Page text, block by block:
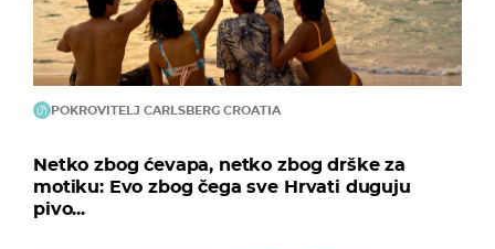
POKROVITELJ CARLSBERG CROATIA
Netko zbog ćevapa, netko zbog drške za
motiku: Evo zbog čega sve Hrvati duguju
pivo...